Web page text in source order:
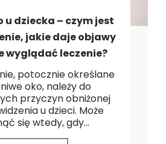
u dziecka – czym jest
jakie daje objawy
wyglądać leczenie?
potocznie określane
oko, należy do
przyczyn obniżonej
u dzieci. Może
się wtedy, gdy...